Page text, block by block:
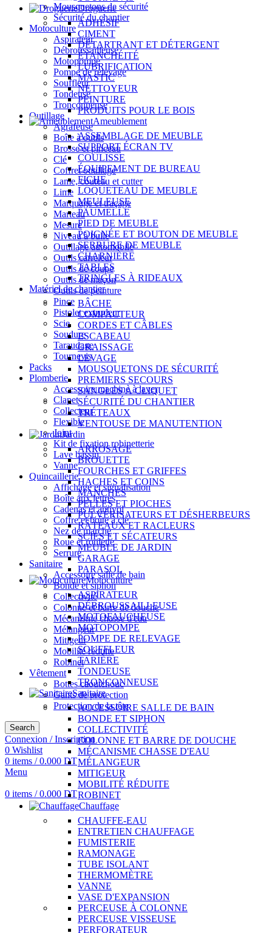
Mousquetons de sécurité
Sécurité du chantier
Motoculture
Aspirateur
Débroussailleuse
Motopompe
Pompe de relevage
Souffleur
Tondeuse
Tronçonneuse
Outillage
Agrafeuse
Boîte à outils
Brosse et pinceau
Clé
Coffret outillage
Lame, couteau et cutter
Lime
Marquage et traçage
Marteau
Mesure
Niveau à bulle
Outillage automobile
Outils carreleur
Outils de coupe
Outils de maçon
Outils de peinture
Pince
Pistolet extrudeur
Scie
Soudure
Taraudage
Tournevis
Packs
Plomberie
Accessoire machine à laver
Clapet
Collecteur
Flexible
Joint
Kit de fixation robinetterie
Lave bassin
Vanne
Quincaillerie
Affichage et signalisation
Boîte aux lettres
Cadenas et antivol
Coffre et boîte à clé
Nez de marche
Roue et roulette
Serrure
Sanitaire
Accessoire salle de bain
Bonde et siphon
Collectivité
Colonne et barre de douche
Mécanisme chasse d'eau
Mélangeur
Mitigeur
Mobilité réduite
Robinet
Vêtement
Bottes caoutchouc
Gants de protection
Protection de la tête
Search
Connexion / Inscription
0 Wishlist
0 items / 0.000 DT
Menu
0 items / 0.000 DT
Droguerie
ADHÉSIF
CIMENT
DÉTARTRANT ET DÉTERGENT
ÉTANCHÉITÉ
LUBRIFICATION
MASTIC
NETTOYEUR
PEINTURE
PRODUITS POUR LE BOIS
Ameublement
ASSEMBLAGE DE MEUBLE
SUPPORT ÉCRAN TV
COULISSE
ÉQUIPEMENT DE BUREAU
FICHE
LOQUETEAU DE MEUBLE
MEULEUSE
PAUMELLE
PIED DE MEUBLE
POIGNÉE ET BOUTON DE MEUBLE
SERRURE DE MEUBLE
CHARNIÈRE
TABLES
TRINGLES À RIDEAUX
Matériel de chantier
BÂCHE
COMPACTEUR
CORDES ET CÂBLES
ESCABEAU
GRAISSAGE
LEVAGE
MOUSQUETONS DE SÉCURITÉ
PREMIERS SECOURS
SANGLES À CLIQUET
SÉCURITÉ DU CHANTIER
TRÉTEAUX
VENTOUSE DE MANUTENTION
Jardin
ARROSAGE
BROUETTE
FOURCHES ET GRIFFES
HACHES ET COINS
MANCHES
PELLES ET PIOCHES
PULVÉRISATEURS ET DÉSHERBEURS
RÂTEAUX ET RACLEURS
SCIES ET SÉCATEURS
MEUBLE DE JARDIN
GARAGE
PARASOL
Motoculture
ASPIRATEUR
DÉBROUSSAILLEUSE
MOTOFAUCHEUSE
MOTOPOMPE
POMPE DE RELEVAGE
SOUFFLEUR
TARIÈRE
TONDEUSE
TRONÇONNEUSE
Sanitaire
ACCESSOIRE SALLE DE BAIN
BONDE ET SIPHON
COLLECTIVITÉ
COLONNE ET BARRE DE DOUCHE
MÉCANISME CHASSE D'EAU
MÉLANGEUR
MITIGEUR
MOBILITÉ RÉDUITE
ROBINET
Chauffage
CHAUFFE-EAU
ENTRETIEN CHAUFFAGE
FUMISTERIE
RAMONAGE
TUBE ISOLANT
THERMOMÈTRE
VANNE
VASE D'EXPANSION
PERCEUSE À COLONNE
PERCEUSE VISSEUSE
PERFORATEUR